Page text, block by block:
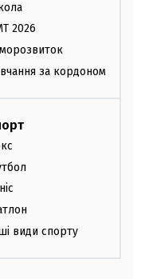
2026
за кордоном
види спорту